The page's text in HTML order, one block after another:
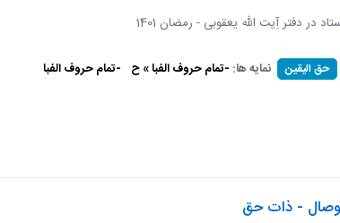
در دفتر آِیت الله یعقوبی - رمضان 1401
حق الیقین نمایه ها: -تمام حروف الفبا » ح -تمام حروف الفبا
وصال - ذات حق